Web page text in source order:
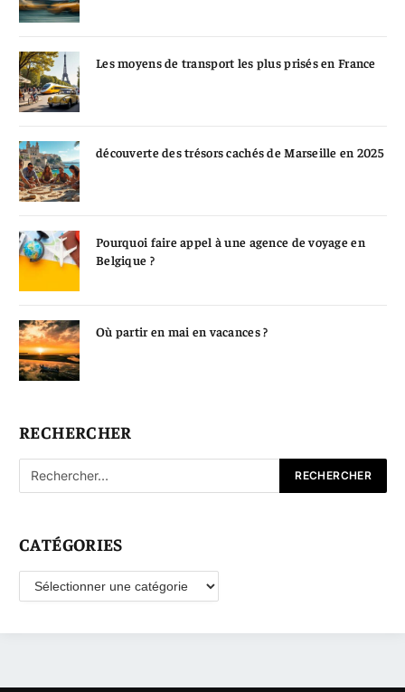
Les moyens de transport les plus prisés en France
découverte des trésors cachés de Marseille en 2025
Pourquoi faire appel à une agence de voyage en
Belgique ?
Où partir en mai en vacances ?
RECHERCHER
CATÉGORIES
Catégories